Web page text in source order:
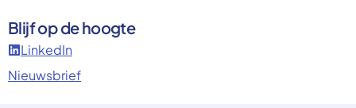
Blijf op de hoogte
LinkedIn
Nieuwsbrief